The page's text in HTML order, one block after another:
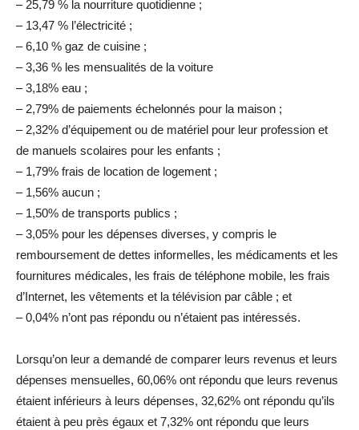
– 25,79 % la nourriture quotidienne ;
– 13,47 % l’électricité ;
– 6,10 % gaz de cuisine ;
– 3,36 % les mensualités de la voiture
– 3,18% eau ;
– 2,79% de paiements échelonnés pour la maison ;
– 2,32% d’équipement ou de matériel pour leur profession et
de manuels scolaires pour les enfants ;
– 1,79% frais de location de logement ;
– 1,56% aucun ;
– 1,50% de transports publics ;
– 3,05% pour les dépenses diverses, y compris le
remboursement de dettes informelles, les médicaments et les
fournitures médicales, les frais de téléphone mobile, les frais
d’Internet, les vêtements et la télévision par câble ; et
– 0,04% n’ont pas répondu ou n’étaient pas intéressés.
Lorsqu’on leur a demandé de comparer leurs revenus et leurs
dépenses mensuelles, 60,06% ont répondu que leurs revenus
étaient inférieurs à leurs dépenses, 32,62% ont répondu qu’ils
étaient à peu près égaux et 7,32% ont répondu que leurs